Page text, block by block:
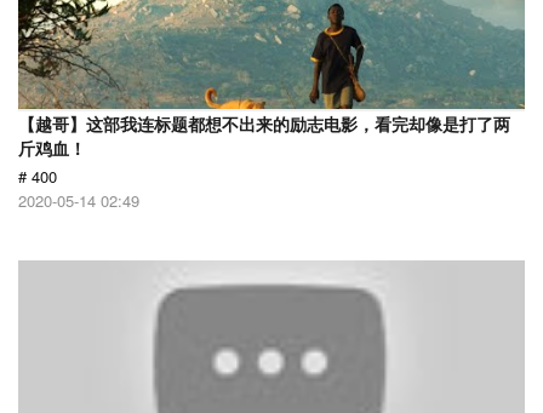
【越哥】这部我连标题都想不出来的励志电影，看完却像是打了两
斤鸡血！
# 400
2020-05-14 02:49